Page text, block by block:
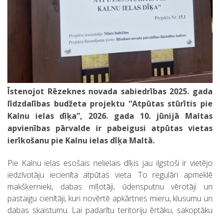
Īstenojot Rēzeknes novada sabiedrības 2025. gada
līdzdalības budžeta projektu “Atpūtas stūrītis pie
Kalnu ielas dīķa”, 2026. gada 10. jūnijā Maltas
apvienības pārvalde ir pabeigusi atpūtas vietas
ierīkošanu pie Kalnu ielas dīķa Maltā.
Pie Kalnu ielas esošais nelielais dīķis jau ilgstoši ir vietējo
iedzīvotāju iecienīta atpūtas vieta. To regulāri apmeklē
makšķernieki, dabas mīļotāji, ūdensputnu vērotāji un
pastaigu cienītāji, kuri novērtē apkārtnes mieru, klusumu un
dabas skaistumu. Lai padarītu teritoriju ērtāku, sakoptāku